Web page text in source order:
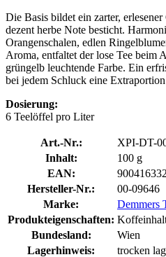
Die Basis bildet ein zarter,
dezent herbe Note besticht.
Orangenschalen, edlen
Aroma, entfaltet der lose Tee beim
grüngelb leuchtende Farbe. Ein
bei jedem Schluck eine
Dosierung:
6 Teelöffel pro Liter
Art.-Nr.:
XPI-DT-
Inhalt:
100 g
EAN:
Hersteller-Nr.:
00-09646
Marke:
Demmers
Produkteigenschaften:
Bundesland:
Wien
Lagerhinweis:
trocken